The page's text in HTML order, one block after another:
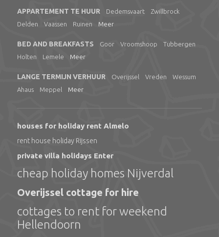
APPARTEMENT TE HUUR Dedemsvaart
Zwillbrock
Delden
Vaassen Ruinen Meer
BED AND BREAKFASTS Goor Vroomshoop
Tubbergen
Holten
Lemele Meer
LANGE TERMIJN VERHUUR Overijssel Vreden
Wessum
Ahaus
Meppel Meer
houses for holiday rent Almelo
rent house holiday Rijssen
private villa holidays Enter
cheap holiday homes Nijverdal
Overijssel cottage for hire
cottages to rent for weekend
Hellendoorn